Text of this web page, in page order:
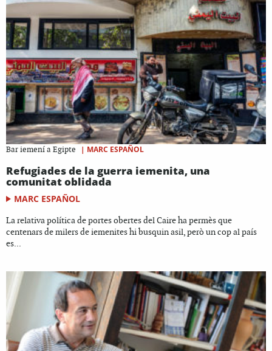
Bar iemení a Egipte | MARC ESPAÑOL
Refugiades de la guerra iemenita, una
comunitat oblidada
MARC ESPAÑOL
La relativa política de portes obertes del Caire ha permès que
centenars de milers de iemenites hi busquin asil, però un cop al país
es...